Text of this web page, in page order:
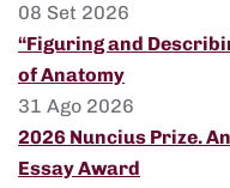
08 Set 2026
“Figuring and
of Anatomy
31 Ago 2026
2026 Nuncius Prize.
Essay Award